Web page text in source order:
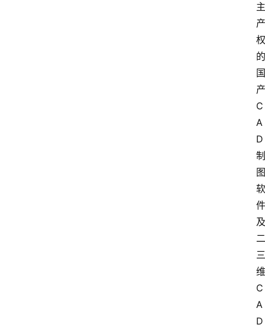
主
产
权
的
国
产
C
A
D
制
图
软
件
及
二
三
维
C
A
D